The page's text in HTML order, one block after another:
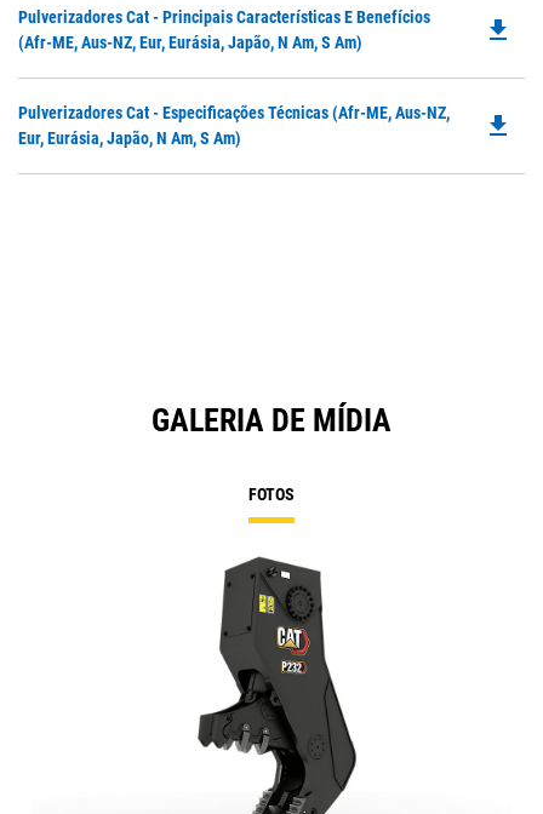
Pulverizadores Cat - Principais Características E Benefícios
(Afr-ME, Aus-NZ, Eur, Eurásia, Japão, N Am, S Am)
file_download
Pulverizadores Cat - Especificações Técnicas (Afr-ME, Aus-NZ,
Eur, Eurásia, Japão, N Am, S Am)
file_download
GALERIA DE MÍDIA
FOTOS